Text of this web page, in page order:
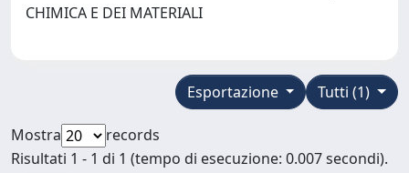
CHIMICA E DEI MATERIALI
Tutti (1)
Esportazione
Mostra
records
Risultati 1 - 1 di 1 (tempo di esecuzione: 0.007 secondi).